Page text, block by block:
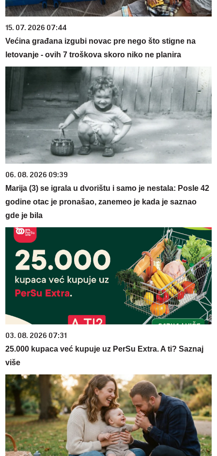
15. 07. 2026 07:44
Većina građana izgubi novac pre nego što stigne na
letovanje - ovih 7 troškova skoro niko ne planira
06. 08. 2026 09:39
Marija (3) se igrala u dvorištu i samo je nestala: Posle 42
godine otac je pronašao, zanemeo je kada je saznao
gde je bila
03. 08. 2026 07:31
25.000 kupaca već kupuje uz PerSu Extra. A ti? Saznaj
više